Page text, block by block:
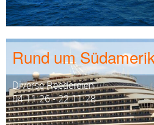
Rund um
Diverse Reedereien
04.11.26 - 22.11.28